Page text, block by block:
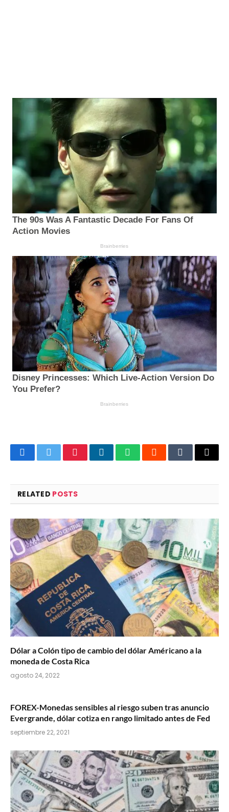
FacebookTwitterPinterestLinkedInWhatsAppRedditTumblrEmail
RELATED POSTS
Dólar a Colón tipo de cambio del dólar Américano a la
moneda de Costa Rica
agosto 24, 2022
FOREX-Monedas sensibles al riesgo suben tras anuncio
Evergrande, dólar cotiza en rango limitado antes de Fed
septiembre 22, 2021